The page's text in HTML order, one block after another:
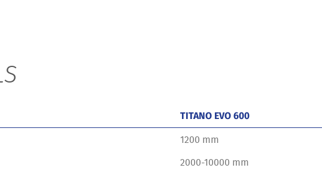
TITANO EVO 600
1200 mm
2000-10000 mm